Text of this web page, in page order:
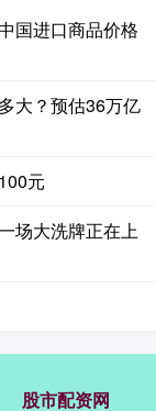
国进口商品价格
大？预估36万亿
元
场大洗牌正在上
股市配资网